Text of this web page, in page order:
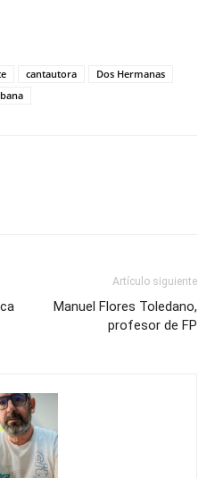
cantautora
Dos Hermanas
Artículo siguiente
Manuel Flores Toledano,
profesor de FP